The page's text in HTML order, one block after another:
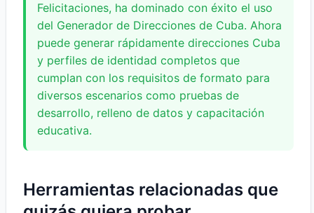
Felicitaciones, ha dominado con éxito el uso
del Generador de Direcciones de Cuba. Ahora
puede generar rápidamente direcciones Cuba
y perfiles de identidad completos que
cumplan con los requisitos de formato para
diversos escenarios como pruebas de
desarrollo, relleno de datos y capacitación
educativa.
Herramientas relacionadas que